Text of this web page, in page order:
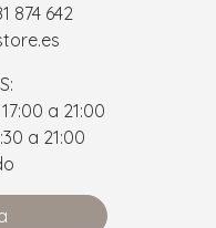
874 642
a 21:00
a 21:00